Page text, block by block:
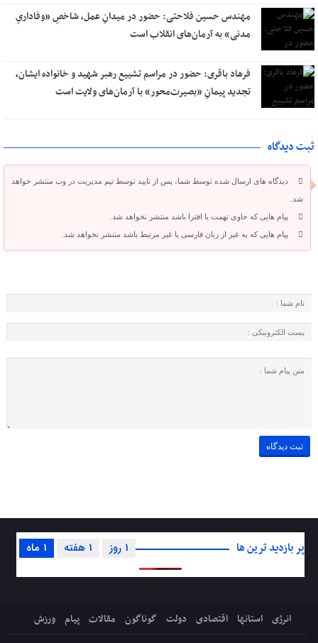
مهندس حسین فلاحتی: حضور در میدانِ عمل، شاخصِ «وفاداریِ
مدنی» به آرمان‌های انقلاب است
فرهاد باقری: حضور در مراسم تشییع رهبر شهید و خانواده ایشان،
تجدید پیمانِ «بصیرت‌محور» با آرمان‌های ولایت است
ثبت دیدگاه
دیدگاه های ارسال شده توسط شما، پس از تایید توسط تیم مدیریت در وب منتشر خواهد
شد.
پیام هایی که حاوی تهمت یا افترا باشد منتشر نخواهد شد.
پیام هایی که به غیر از زبان فارسی یا غیر مرتبط باشد منتشر نخواهد شد.
پر بازدید ترین ها 1 ماه 1 هفته 1 روز
انرژی استانها اقتصادی دولت گوناگون مقالات پیام ورزش